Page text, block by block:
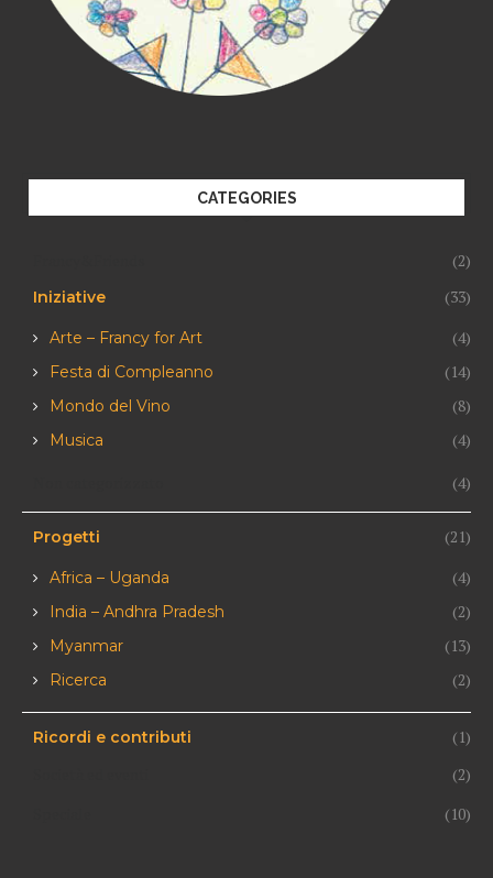
CATEGORIES
(2)
Iniziative (33)
Arte – Francy for Art (4)
Festa di Compleanno (14)
Mondo del Vino (8)
Musica (4)
(4)
Progetti (21)
Africa – Uganda (4)
India – Andhra Pradesh (2)
Myanmar (13)
Ricerca (2)
Ricordi e contributi
(1)
(2)
(10)